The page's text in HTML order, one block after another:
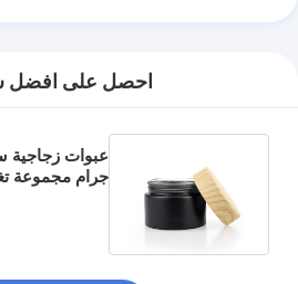
احصل على افضل
جرام مجموعة